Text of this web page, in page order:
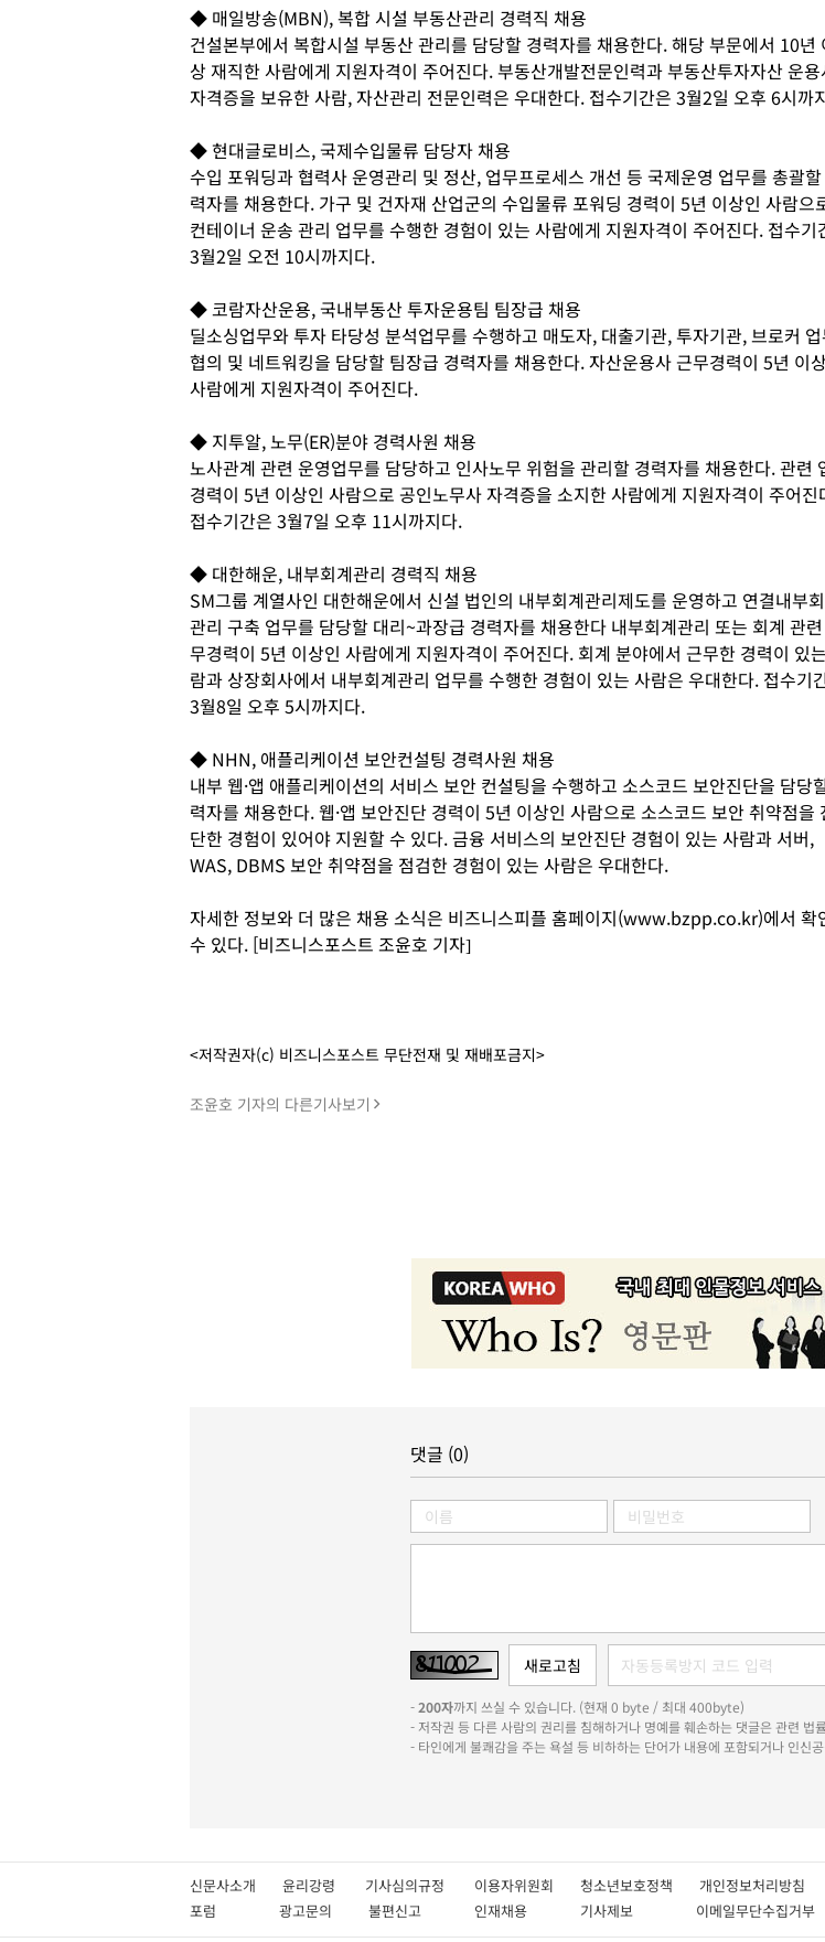
◆ 매일방송(MBN), 복합 시설 부동산관리 경력직 채용
건설본부에서 복합시설 부동산 관리를 담당할 경력자를 채용한다. 해당 부문에서 10년
상 재직한 사람에게 지원자격이 주어진다. 부동산개발전문인력과 부동산투자자산 운
자격증을 보유한 사람, 자산관리 전문인력은 우대한다. 접수기간은 3월2일 오후 6시까
◆ 현대글로비스, 국제수입물류 담당자 채용
수입 포워딩과 협력사 운영관리 및 정산, 업무프로세스 개선 등 국제운영 업무를 총괄할
력자를 채용한다. 가구 및 건자재 산업군의 수입물류 포워딩 경력이 5년 이상인 사람으
컨테이너 운송 관리 업무를 수행한 경험이 있는 사람에게 지원자격이 주어진다. 접수기
3월2일 오전 10시까지다.
◆ 코람자산운용, 국내부동산 투자운용팀 팀장급 채용
딜소싱업무와 투자 타당성 분석업무를 수행하고 매도자, 대출기관, 투자기관, 브로커
협의 및 네트워킹을 담당할 팀장급 경력자를 채용한다. 자산운용사 근무경력이 5년 이
사람에게 지원자격이 주어진다.
◆ 지투알, 노무(ER)분야 경력사원 채용
노사관계 관련 운영업무를 담당하고 인사노무 위험을 관리할 경력자를 채용한다. 관련
경력이 5년 이상인 사람으로 공인노무사 자격증을 소지한 사람에게 지원자격이 주어진
접수기간은 3월7일 오후 11시까지다.
◆ 대한해운, 내부회계관리 경력직 채용
SM그룹 계열사인 대한해운에서 신설 법인의 내부회계관리제도를 운영하고 연결내부
관리 구축 업무를 담당할 대리~과장급 경력자를 채용한다 내부회계관리 또는 회계 관
무경력이 5년 이상인 사람에게 지원자격이 주어진다. 회계 분야에서 근무한 경력이 있
람과 상장회사에서 내부회계관리 업무를 수행한 경험이 있는 사람은 우대한다. 접수기
3월8일 오후 5시까지다.
◆ NHN, 애플리케이션 보안컨설팅 경력사원 채용
내부 웹·앱 애플리케이션의 서비스 보안 컨설팅을 수행하고 소스코드 보안진단을 담당
력자를 채용한다. 웹·앱 보안진단 경력이 5년 이상인 사람으로 소스코드 보안 취약점을
단한 경험이 있어야 지원할 수 있다. 금융 서비스의 보안진단 경험이 있는 사람과 서버,
WAS, DBMS 보안 취약점을 점검한 경험이 있는 사람은 우대한다.
자세한 정보와 더 많은 채용 소식은 비즈니스피플 홈페이지(www.bzpp.co.kr)에서 확
수 있다. [비즈니스포스트 조윤호 기자]
<저작권자(c) 비즈니스포스트 무단전재 및 재배포금지>
조윤호 기자의 다른기사보기
댓글 (0)
-200자까지 쓰실 수 있습니다. (현재 0 byte / 최대 400byte)
- 저작권 등 다른 사람의 권리를 침해하거나 명예를 훼손하는 댓글은 관련 법
- 타인에게 불쾌감을 주는 욕설 등 비하하는 단어가 내용에 포함되거나 인신
신문사소개 윤리강령 기사심의규정 이용자위원회 청소년보호정책 개인정보처리방
포럼
광고문의 불편신고 인재채용 기사제보 이메일무단수집거부